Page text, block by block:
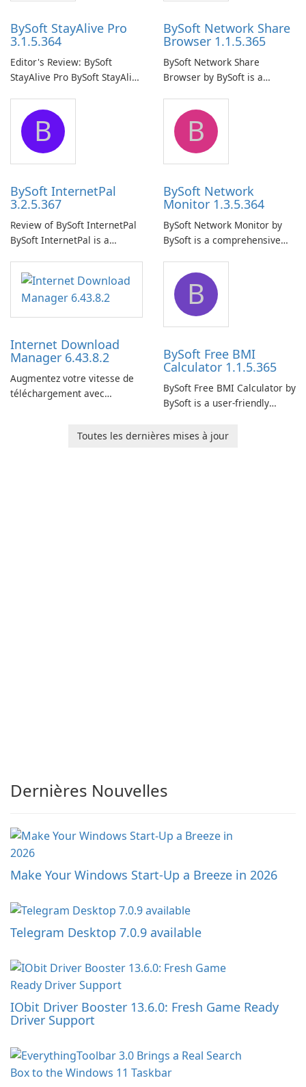
BySoft StayAlive Pro
3.1.5.364
Editor's Review: BySoft
StayAlive Pro BySoft StayAlive
application designed to
ensure the continuous and
uninterrupted operation of
your computer system.
BySoft Network Share
Browser 1.1.5.365
BySoft Network Share
Browser by BySoft is a
application that allows users
to easily browse and manage
shared folders on their
network.
B
BySoft InternetPal
3.2.5.367
Review of BySoft InternetPal
BySoft InternetPal is a
application designed to
monitor your internet
connection and provide real-
time insights into its
B
BySoft Network
Monitor 1.3.5.364
BySoft Network Monitor by
BySoft is a comprehensive
designed to help businesses
effectively manage their
network infrastructure.
Internet Download
Manager 6.43.8.2
Augmentez votre vitesse de
téléchargement avec
B
BySoft Free BMI
Calculator 1.1.5.365
BySoft Free BMI Calculator by
BySoft is a user-friendly
designed to help you
Toutes les dernières mises à jour
Dernières Nouvelles
Make Your Windows Start-Up a Breeze in 2026
Telegram Desktop 7.0.9 available
IObit Driver Booster 13.6.0: Fresh Game Ready
Driver Support